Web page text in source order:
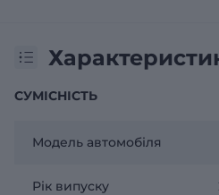
СУМІСНІСТЬ
Модель автомобіля
Рік випуску